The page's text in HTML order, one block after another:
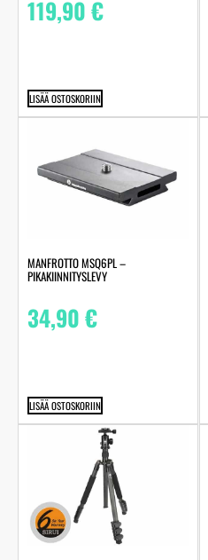
119,90€
LISÄÄ OSTOSKORIIN
MANFROTTO MSQ6PL –
PIKAKIINNITYSLEVY
34,90€
LISÄÄ OSTOSKORIIN